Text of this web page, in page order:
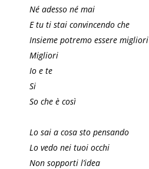
Né adesso né mai
E tu ti stai convincendo che
Insieme potremo essere migliori
Migliori
Io e te
Si
So che è così
Lo sai a cosa sto pensando
Lo vedo nei tuoi occhi
Non sopporti l’idea